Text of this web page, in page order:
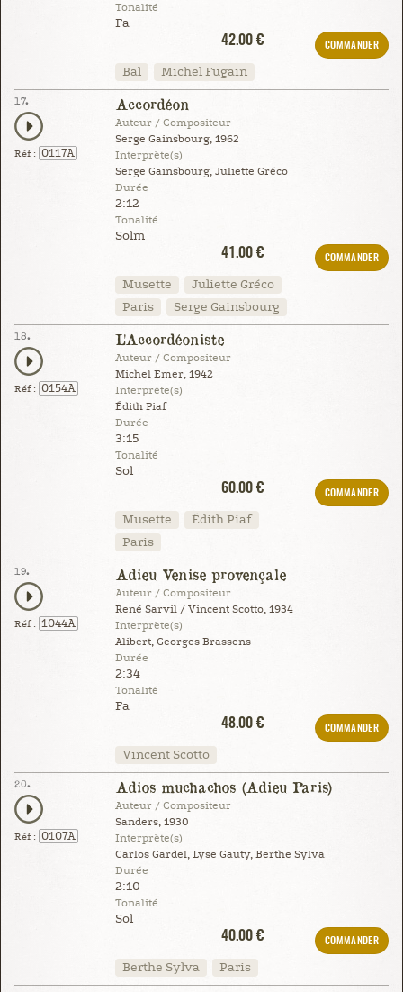
Tonalité
Fa
42.00 €
COMMANDER
Bal Michel Fugain
17.
Réf : 0117A
Accordéon
Auteur / Compositeur
Serge Gainsbourg, 1962
Interprète(s)
Serge Gainsbourg, Juliette Gréco
Durée
2:12
Tonalité
Solm
41.00 €
COMMANDER
Musette
Juliette Gréco
Paris
Serge Gainsbourg
18.
Réf : 0154A
L'Accordéoniste
Auteur / Compositeur
Michel Emer, 1942
Interprète(s)
Édith Piaf
Durée
3:15
Tonalité
Sol
60.00 €
COMMANDER
Musette
Édith Piaf
Paris
19.
Réf : 1044A
Adieu Venise provençale
Auteur / Compositeur
René Sarvil / Vincent Scotto, 1934
Interprète(s)
Alibert, Georges Brassens
Durée
2:34
Tonalité
Fa
48.00 €
COMMANDER
Vincent Scotto
20.
Réf : 0107A
Adios muchachos (Adieu Paris)
Auteur / Compositeur
Sanders, 1930
Interprète(s)
Carlos Gardel, Lyse Gauty, Berthe Sylva
Durée
2:10
Tonalité
Sol
40.00 €
COMMANDER
Berthe Sylva Paris